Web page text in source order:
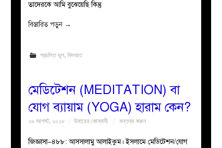
তাদেরকে আমি বুঝেয়েছি কিন্তু
বিস্তারিত পড়ুন →
প্রচলিত ভুল, বিদআত
মেডিটেশন (MEDITATION) বা
যোগ ব্যায়াম (YOGA) হারাম কেন?
২৬ আগস্ট, ২০১৮ উমায়ের কোব্বাদী মন্তব্য করুন
জিজ্ঞাসা–৪৮৮: আসসালামু আলাইকুম। ইসলামে মেডিটেশন/যোগ